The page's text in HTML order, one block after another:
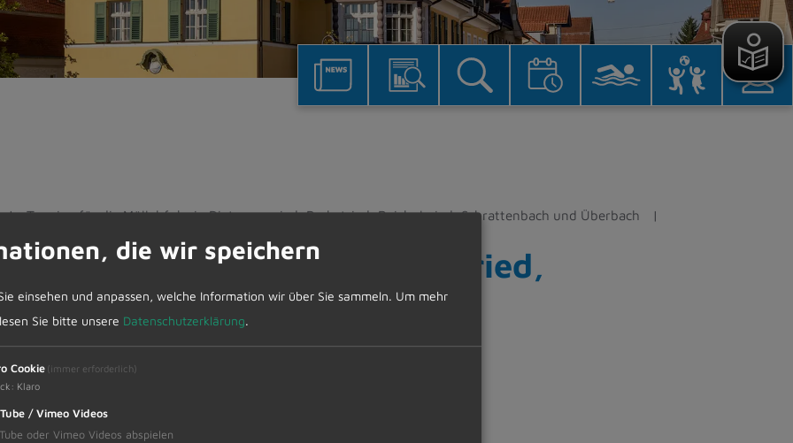
Termine für die Müllabfuhr in Dietmannsried, Probstried, Reicholzried, Schrattenbach und Überbach
in Dietmannsried, Probstried,
und Überbach
und Überbach
Reicholzried, Schrattenbach und Überbach.
die wir speichern
einsehen und anpassen, welche Information wir über Sie sammeln. Um mehr
Sie bitte unsere Datenschutzerklärung.
Cookie (immer erforderlich)
: Klaro
/ Vimeo Videos
oder Vimeo Videos abspielen